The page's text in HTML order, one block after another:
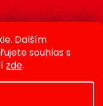
Dalším
souhlas s
zde.